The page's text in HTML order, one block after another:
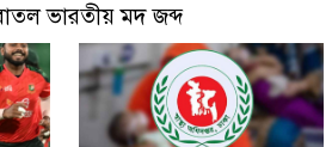
ভারতীয় মদ জব্দ